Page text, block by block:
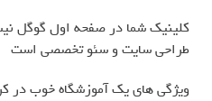
کلینیک شما در صفحه اول گوگل
طراحی سایت و سئو تخصصی است
ویژگی های یک آموزشگاه خوب در